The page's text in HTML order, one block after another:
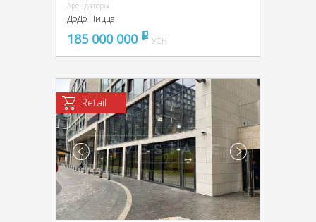
Арендаторы
ДоДо Пицца
185 000 000 pуб
УСН
Retail